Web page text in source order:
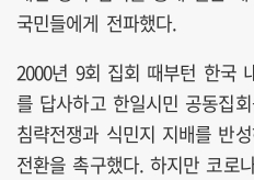
국민들에게 전파했다.
2000년 9회 집회 때부턴 한국
를 답사하고 한일시민 공동집
침략전쟁과 식민지 지배를 반
전환을 촉구했다. 하지만 코로